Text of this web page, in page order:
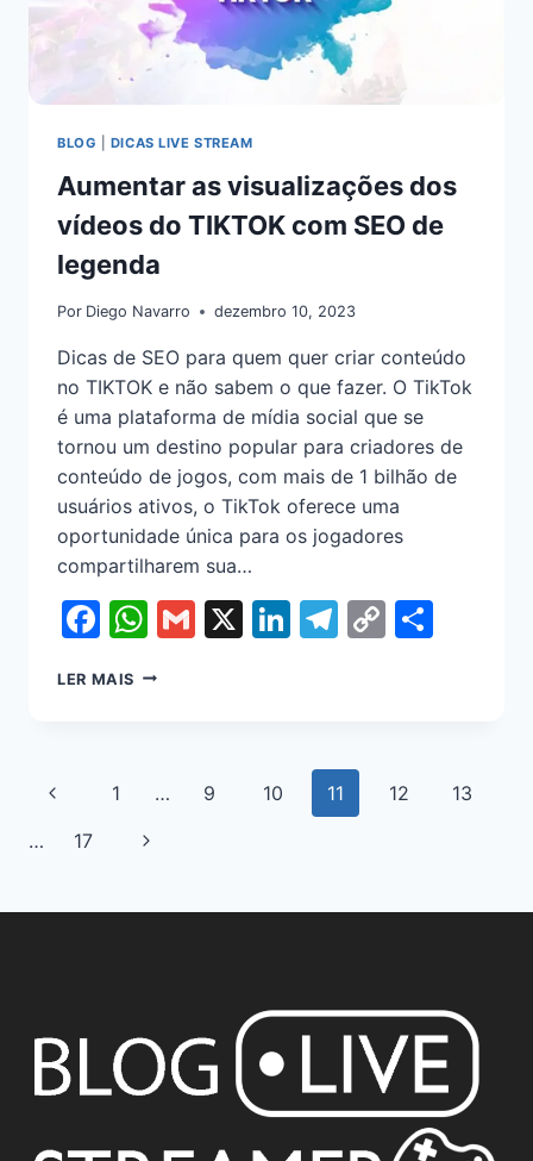
BLOG DICAS LIVE STREAM
Aumentar as visualizações dos
vídeos do TIKTOK com SEO de
legenda
Por Diego Navarro dezembro 10, 2023
Dicas de SEO para quem quer criar conteúdo
no TIKTOK e não sabem o que fazer. O TikTok
é uma plataforma de mídia social que se
tornou um destino popular para criadores de
conteúdo de jogos, com mais de 1 bilhão de
usuários ativos, o TikTok oferece uma
oportunidade única para os jogadores
compartilharem sua…
Facebook
WhatsApp
Gmail
X LinkedIn
Telegram
Copy
LER MAIS
1 … 9 10 11 12
13
…
17